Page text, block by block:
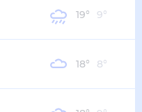
19° 9°
18° 8°